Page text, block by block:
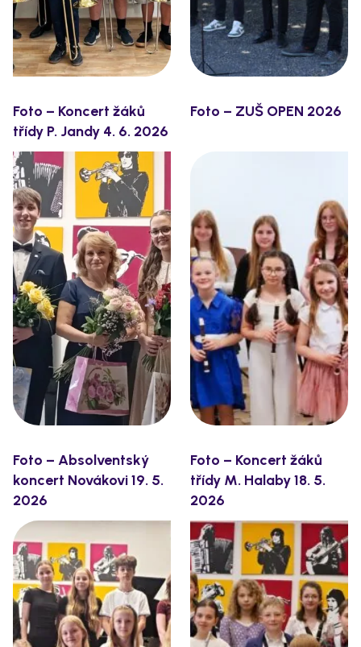
Foto – Koncert žáků
třídy P. Jandy 4. 6. 2026
Foto – ZUŠ OPEN 2026
Foto – Absolventský
koncert Novákovi 19. 5.
2026
Foto – Koncert žáků
třídy M. Halaby 18. 5.
2026